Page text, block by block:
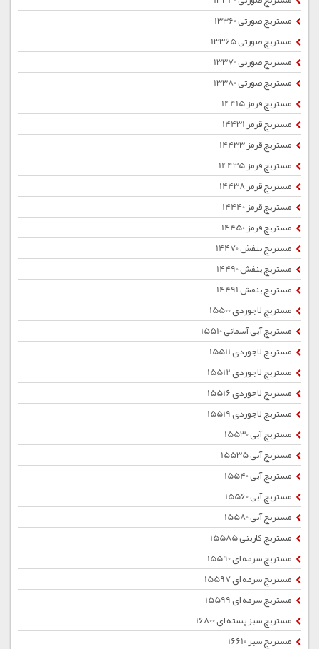
مستربچ صورتی 13360
مستربچ صورتی 13365
مستربچ صورتی 13370
مستربچ صورتی 13380
مستربچ قرمز 14415
مستربچ قرمز 14431
مستربچ قرمز 14433
مستربچ قرمز 14435
مستربچ قرمز 14438
مستربچ قرمز 14440
مستربچ قرمز 14450
مستربچ بنفش 14470
مستربچ بنفش 14490
مستربچ بنفش 14491
مستربچ لاجوردی 15500
مستربچ آبی آسمانی 15510
مستربچ لاجوردی 15511
مستربچ لاجوردی 15512
مستربچ لاجوردی 15516
مستربچ لاجوردی 15519
مستربچ آبی 15530
مستربچ آبی 15535
مستربچ آبی 15540
مستربچ آبی 15560
مستربچ آبی 15580
مستربچ کاربنی 15585
مستربچ سرمه ای 15590
مستربچ سرمه ای 15597
مستربچ سرمه ای 15599
مستربچ سبز پسته ای 16800
مستربچ سبز 16610